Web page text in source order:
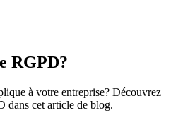
RGPD?
à votre entreprise? Découvrez
dans cet article de blog.